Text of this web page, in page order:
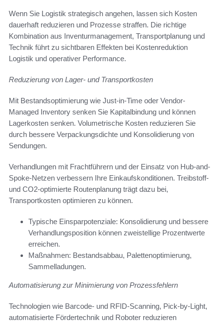
Wenn Sie Logistik strategisch angehen, lassen sich Kosten
dauerhaft reduzieren und Prozesse straffen. Die richtige
Kombination aus Inventurmanagement, Transportplanung und
Technik führt zu sichtbaren Effekten bei Kostenreduktion
Logistik und operativer Performance.
Reduzierung von Lager- und Transportkosten
Mit Bestandsoptimierung wie Just-in-Time oder Vendor-
Managed Inventory senken Sie Kapitalbindung und können
Lagerkosten senken. Volumetrische Kosten reduzieren Sie
durch bessere Verpackungsdichte und Konsolidierung von
Sendungen.
Verhandlungen mit Frachtführern und der Einsatz von Hub-and-
Spoke-Netzen verbessern Ihre Einkaufskonditionen. Treibstoff-
und CO2-optimierte Routenplanung trägt dazu bei,
Transportkosten optimieren zu können.
Typische Einsparpotenziale: Konsolidierung und bessere
Verhandlungsposition können zweistellige Prozentwerte
erreichen.
Maßnahmen: Bestandsabbau, Palettenoptimierung,
Sammelladungen.
Automatisierung zur Minimierung von Prozessfehlern
Technologien wie Barcode- und RFID-Scanning, Pick-by-Light,
automatisierte Fördertechnik und Roboter reduzieren